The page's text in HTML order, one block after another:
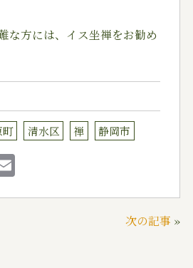
な方には、イス坐禅をお勧め
町 清水区 禅 静岡市
E
m
次の記事 »